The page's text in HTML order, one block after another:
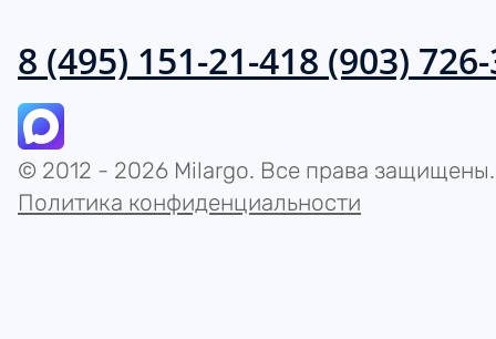
8 (495) 151-21-418 (903)
© 2012 - 2026 Milargo. Все права защищены.
Политика конфиденциальности